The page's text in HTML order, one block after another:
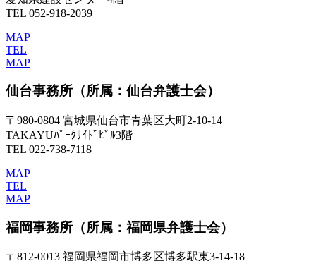
TEL 052-918-2039
MAP
TEL
MAP
仙台事務所 （所属：仙台弁護士会）
〒980-0804 宮城県仙台市青葉区大町2-10-14
TAKAYUﾊﾟｰｸｻｲﾄﾞﾋﾞﾙ3階
TEL 022-738-7118
MAP
TEL
MAP
福岡事務所 （所属：福岡県弁護士会）
〒812-0013 福岡県福岡市博多区博多駅東3-14-18